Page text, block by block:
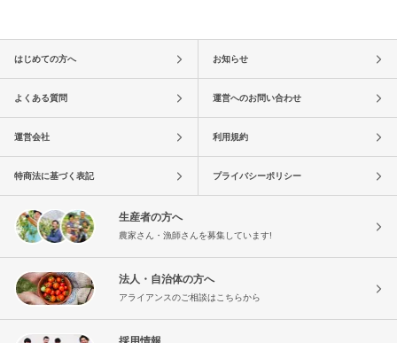
はじめての方へ お知らせ
よくある質問 運営へのお問い合わせ
運営会社 利用規約
特商法に基づく表記 プライバシーポリシー
生産者の方へ
農家さん・漁師さんを募集しています!
法人・自治体の方へ
アライアンスのご相談はこちらから